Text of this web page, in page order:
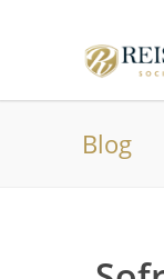
Blog